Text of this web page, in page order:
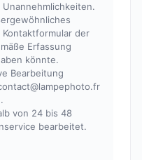
der
Erfassung
könnte.
Bearbeitung
von 24 bis 48
bearbeitet.